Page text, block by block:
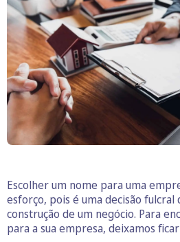
Escolher um nome para uma
esforço, pois é uma decisão fulcral
construção de um negócio. Para
para a sua empresa, deixamos